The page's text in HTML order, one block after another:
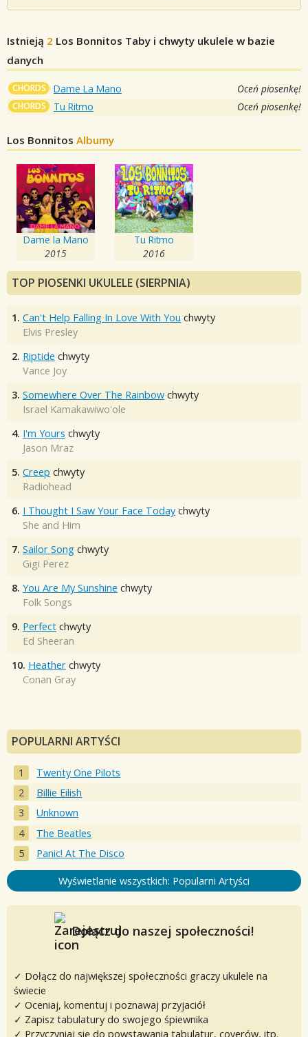
Istnieją 2 Los Bonnitos Taby i chwyty ukulele w bazie
danych
CHORDS Dame La Mano Oceń piosenkę!
CHORDS Tu Ritmo Oceń piosenkę!
Los Bonnitos Albumy
Dame la Mano
2015
Tu Ritmo
2016
TOP PIOSENKI UKULELE (SIERPNIA)
1. Can't Help Falling In Love With You chwyty
Elvis Presley
2. Riptide chwyty
Vance Joy
3. Somewhere Over The Rainbow chwyty
Israel Kamakawiwo'ole
4. I'm Yours chwyty
Jason Mraz
5. Creep chwyty
Radiohead
6. I Thought I Saw Your Face Today chwyty
She and Him
7. Sailor Song chwyty
Gigi Perez
8. You Are My Sunshine chwyty
Folk Songs
9. Perfect chwyty
Ed Sheeran
10. Heather chwyty
Conan Gray
POPULARNI ARTYŚCI
Twenty One Pilots
Billie Eilish
Unknown
The Beatles
Panic! At The Disco
Wyświetlanie wszystkich: Popularni Artyści
Dołącz do naszej społeczności!
✓ Dołącz do największej społeczności graczy ukulele na
świecie
✓ Oceniaj, komentuj i poznawaj przyjaciół
✓ Zapisz tabulatury do swojego śpiewnika
✓ Przyczyniaj się do powstawania tabulatur, coverów, itp.